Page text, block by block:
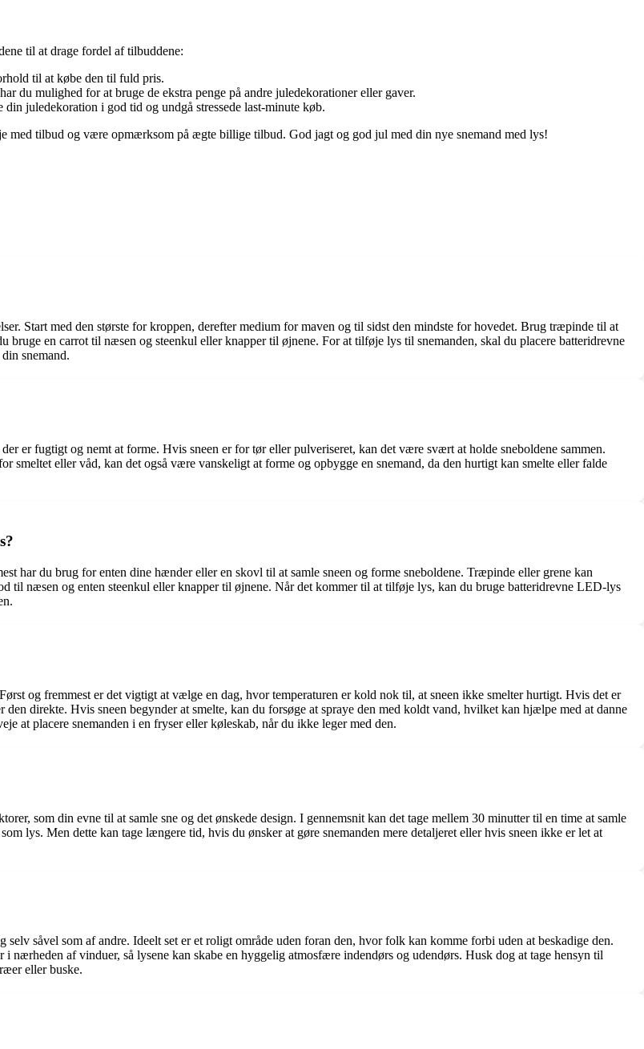
til at drage fordel af tilbuddene:
til at købe den til fuld pris.
du mulighed for at bruge de ekstra penge på andre juledekorationer eller gaver.
juledekoration i god tid og undgå stressede last-minute køb.
med tilbud og være opmærksom på ægte billige tilbud. God jagt og god jul med din nye snemand med lys!
Start med den største for kroppen, derefter medium for maven og til sidst den mindste for hovedet. Brug træpinde til at
bruge en carrot til næsen og steenkul eller knapper til øjnene. For at tilføje lys til snemanden, skal du placere batteridrevne
snemand.
er fugtigt og nemt at forme. Hvis sneen er for tør eller pulveriseret, kan det være svært at holde sneboldene sammen.
smeltet eller våd, kan det også være vanskeligt at forme og opbygge en snemand, da den hurtigt kan smelte eller falde
har du brug for enten dine hænder eller en skovl til at samle sneen og forme sneboldene. Træpinde eller grene kan
til næsen og enten steenkul eller knapper til øjnene. Når det kommer til at tilføje lys, kan du bruge batteridrevne LED-lys
og fremmest er det vigtigt at vælge en dag, hvor temperaturen er kold nok til, at sneen ikke smelter hurtigt. Hvis det er
direkte. Hvis sneen begynder at smelte, kan du forsøge at spraye den med koldt vand, hvilket kan hjælpe med at danne
at placere snemanden i en fryser eller køleskab, når du ikke leger med den.
som din evne til at samle sne og det ønskede design. I gennemsnit kan det tage mellem 30 minutter til en time at samle
lys. Men dette kan tage længere tid, hvis du ønsker at gøre snemanden mere detaljeret eller hvis sneen ikke er let at
selv såvel som af andre. Ideelt set er et roligt område uden foran den, hvor folk kan komme forbi uden at beskadige den.
af vinduer, så lysene kan skabe en hyggelig atmosfære indendørs og udendørs. Husk dog at tage hensyn til
eller buske.